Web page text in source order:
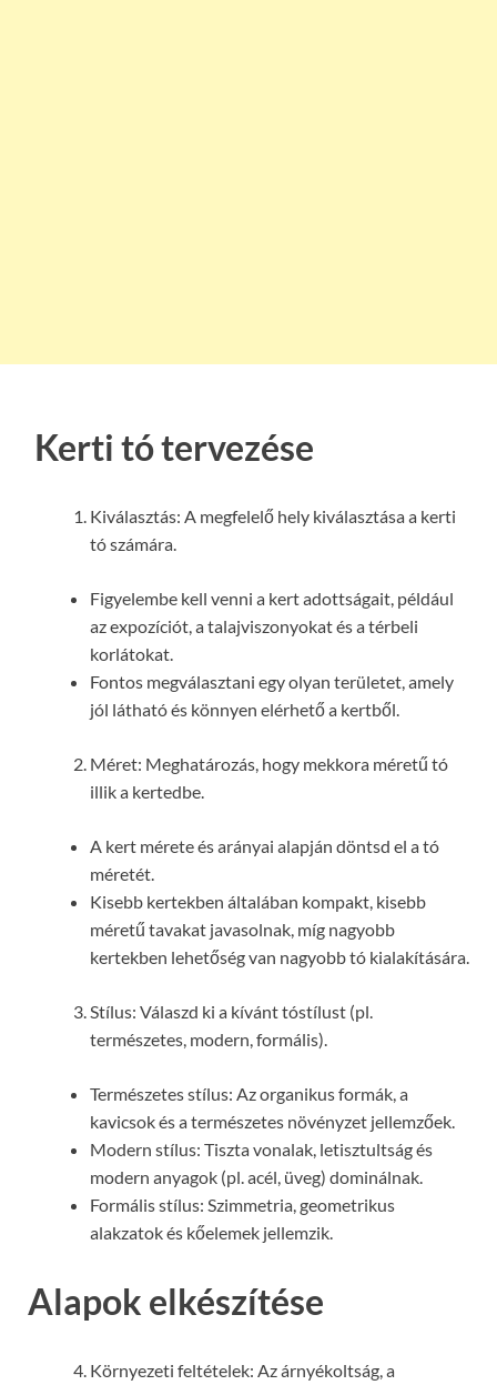
Kerti tó tervezése
Kiválasztás: A megfelelő hely kiválasztása a kerti
tó számára.
Figyelembe kell venni a kert adottságait, például
az expozíciót, a talajviszonyokat és a térbeli
korlátokat.
Fontos megválasztani egy olyan területet, amely
jól látható és könnyen elérhető a kertből.
Méret: Meghatározás, hogy mekkora méretű tó
illik a kertedbe.
A kert mérete és arányai alapján döntsd el a tó
méretét.
Kisebb kertekben általában kompakt, kisebb
méretű tavakat javasolnak, míg nagyobb
kertekben lehetőség van nagyobb tó kialakítására.
Stílus: Válaszd ki a kívánt tóstílust (pl.
természetes, modern, formális).
Természetes stílus: Az organikus formák, a
kavicsok és a természetes növényzet jellemzőek.
Modern stílus: Tiszta vonalak, letisztultság és
modern anyagok (pl. acél, üveg) dominálnak.
Formális stílus: Szimmetria, geometrikus
alakzatok és kőelemek jellemzik.
Alapok elkészítése
Környezeti feltételek: Az árnyékoltság, a